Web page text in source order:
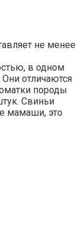
не менее
в одном
отличаются
породы
Свиньи
мамаши, это